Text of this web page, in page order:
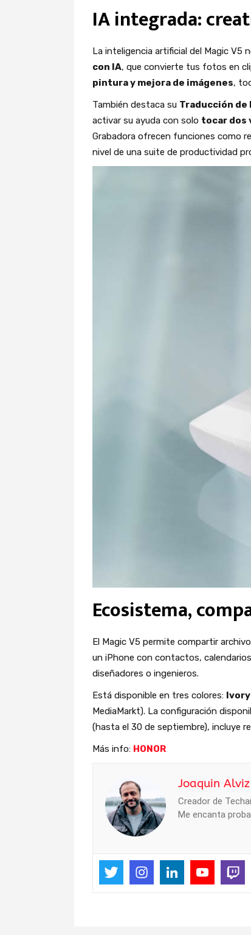
IA integrada:
La inteligencia artificial del Magic V5
con IA, que convierte tus fotos en
pintura y mejora de imágenes,
También destaca su Traducción de
activar su ayuda con solo tocar dos
Grabadora ofrecen funciones como
nivel de una suite de productividad
Ecosistema,
El Magic V5 permite compartir
un iPhone con contactos,
diseñadores o ingenieros.
Está disponible en tres colores:
MediaMarkt). La configuración
(hasta el 30 de septiembre), incluye
Más info: HONOR
Joaquin
Creador de
Me encanta